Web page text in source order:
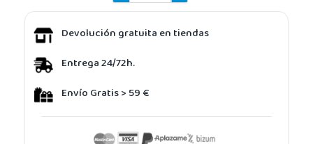
Devolución gratuita en tiendas
Entrega 24/72h.
Envío Gratis > 59 €